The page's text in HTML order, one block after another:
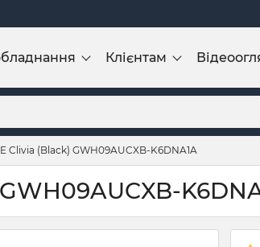
Клієнтам
Clivia (Black) GWH09AUCXB-K6DNA1A